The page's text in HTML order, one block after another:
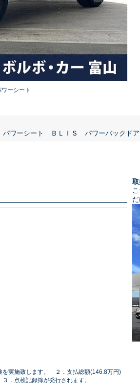
ーシート
ワーシート ＢＬＩＳ パワーバックドア
を実施致します。 ２．支払総額(146.8万円)
．点検記録簿が発行されます。
だ